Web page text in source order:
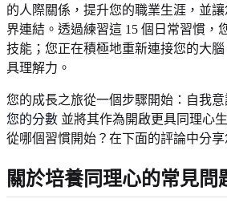
的人際關係，提升您的職業生涯，並
界連結。透過練習這 15 個日常習慣，
技能；您正在積極地重新連接您的大
具理解力。
您的成長之旅從一個步驟開始：自我
您的分數 並將其作為開啟更具同理心
從哪個習慣開始？在下面的評論中分享
關於培養同理心的常見問